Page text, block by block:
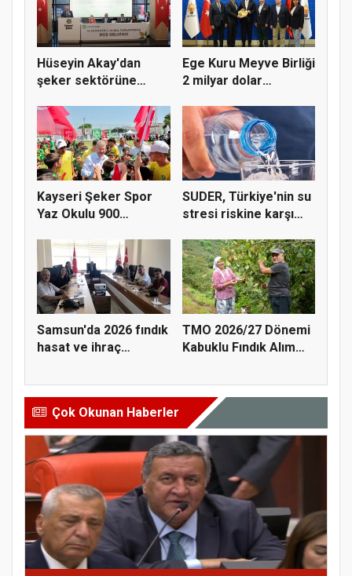
Hüseyin Akay'dan
şeker sektörüne
Ege Kuru Meyve Birliği
2 milyar dolar
Kayseri Şeker Spor
Yaz Okulu 900
SUDER, Türkiye'nin su
stresi riskine karşı
Samsun'da 2026 fındık
hasat ve ihraç
TMO 2026/27 Dönemi
Kabuklu Fındık Alım
Çok Okunan Haberler